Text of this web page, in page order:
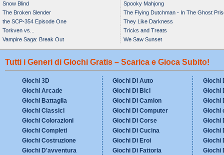
Edition
Snow Blind
Spooky Mahjong
The Broken Slender
The Flying Dutchman - In The Ghost
the SCP-354 Episode One
They Like Darkness
Torkven vs...
Tricks and Treats
Vampire Saga: Break Out
We Saw Sunset
Tutti i Generi di Giochi Gratis – Scarica e Gioca Subito!
Giochi 3D
Giochi Arcade
Giochi Battaglia
Giochi Classici
Giochi Colorazioni
Giochi Completi
Giochi Costruzione
Giochi D'avventura
Giochi Di Auto
Giochi Di Bici
Giochi Di Camion
Giochi Di Computer
Giochi Di Corse
Giochi Di Cucina
Giochi Di Eroi
Giochi Di Fattoria
Giochi
Giochi
Giochi
Giochi
Giochi
Giochi
Giochi
Giochi